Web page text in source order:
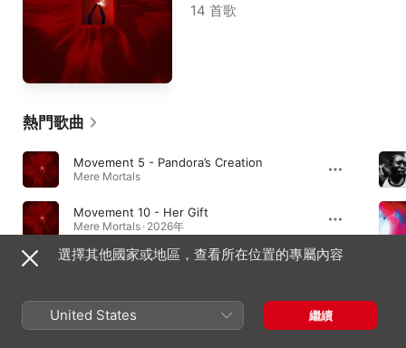
14 首歌
熱門歌曲
Movement 5 - Pandora’s Creation
Mere Mortals
Movement 10 - Her Gift
Mere Mortals · 2026年
Vocoder [Club Mix]
選擇其他國家或地區，查看所在位置的專屬內容
United States 繼續